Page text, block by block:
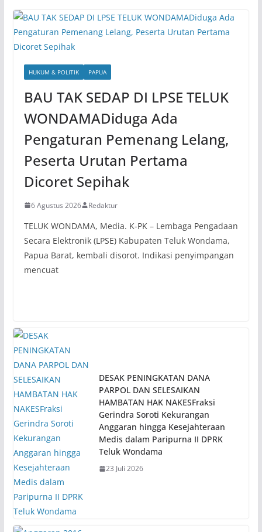
HUKUM & POLITIK PAPUA
BAU TAK SEDAP DI LPSE TELUK
WONDAMADiduga Ada
Pengaturan Pemenang Lelang,
Peserta Urutan Pertama
Dicoret Sepihak
6 Agustus 2026 Redaktur
TELUK WONDAMA, Media. K-PK – Lembaga Pengadaan
Secara Elektronik (LPSE) Kabupaten Teluk Wondama,
Papua Barat, kembali disorot. Indikasi penyimpangan
mencuat
DESAK PENINGKATAN DANA
PARPOL DAN SELESAIKAN
HAMBATAN HAK NAKESFraksi
Gerindra Soroti Kekurangan
Anggaran hingga Kesejahteraan
Medis dalam Paripurna II DPRK
Teluk Wondama
23 Juli 2026